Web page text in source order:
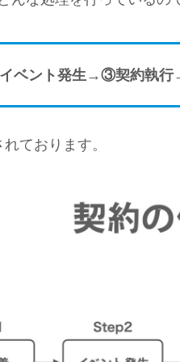
ベント発生→③契約執
ております。